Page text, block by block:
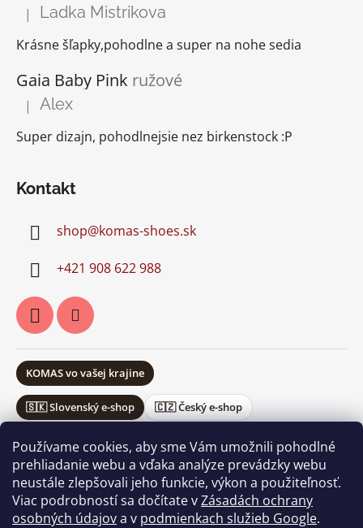
Používame cookies, aby sme Vám umožnili pohodlné
prehliadanie webu a vďaka analýze prevádzky webu
neustále zlepšovali jeho funkcie, výkon a použiteľnosť.
Viac podrobností sa dočítate vZásadách ochrany
osobných údajova v podmienkach služieb Google.
Hodnotenie produktu je 5 z 5 hviezdičiek.
| Ladka Mistrikova
Krásne šľapky,pohodlne a super na nohe sedia
Gaia Baby Pink ružové
Hodnotenie produktu je 5 z 5 hviezdičiek.
| Alex
Super dizajn, pohodlnejsie nez birkenstock :P
Kontakt
shop@komas-shoes.sk
+421 908 622 988
KOMAS vo vašej krajine
🇸🇰 Slovenský e-shop 🇨🇿 Český e-shop
Obchodné podmienky Ochrana osobných údajov
Vrátenie a reklamácie